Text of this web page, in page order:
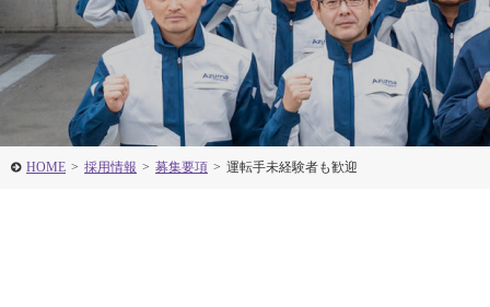
HOME > 採用情報 > 募集要項 > 運転手未経験者も歓迎